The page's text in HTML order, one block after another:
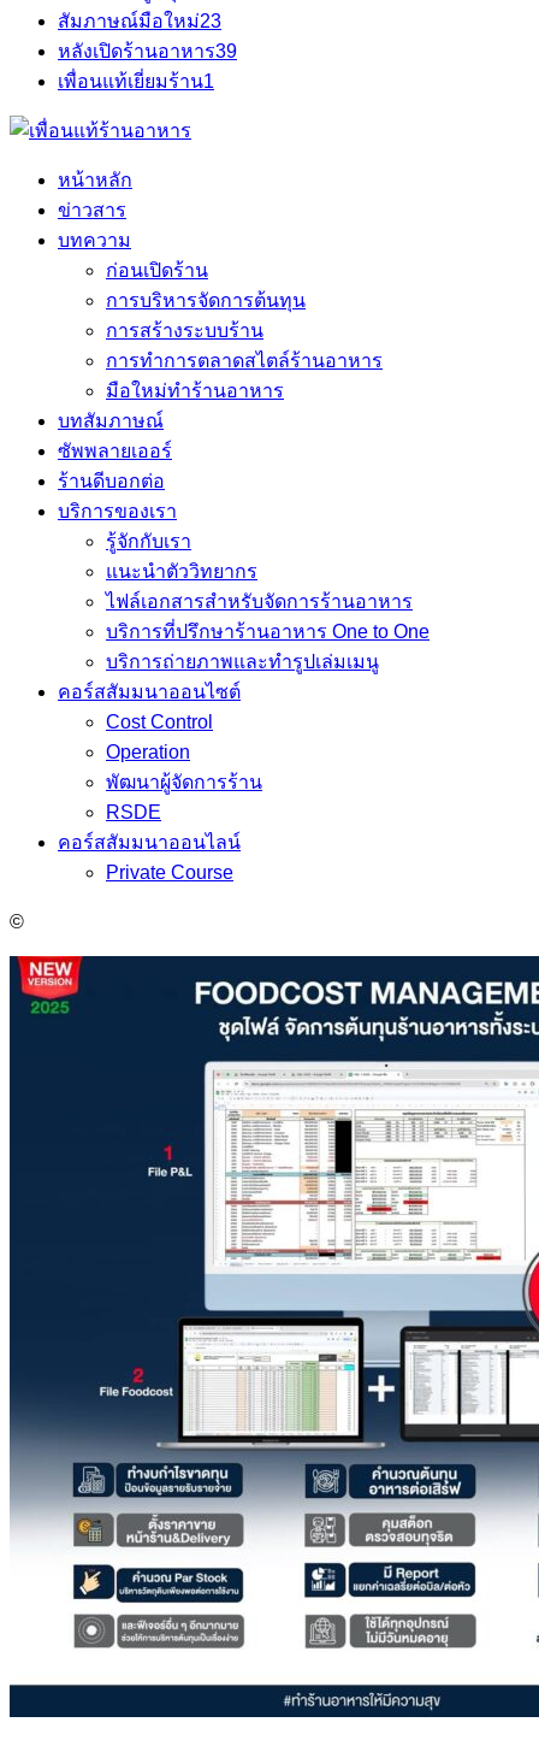
สัมภาษณ์มือใหม่23
หลังเปิดร้านอาหาร39
เพื่อนแท้เยี่ยมร้าน1
หน้าหลัก
ข่าวสาร
บทความ
ก่อนเปิดร้าน
การบริหารจัดการต้นทุน
การสร้างระบบร้าน
การทำการตลาดสไตล์ร้านอาหาร
มือใหม่ทำร้านอาหาร
บทสัมภาษณ์
ซัพพลายเออร์
ร้านดีบอกต่อ
บริการของเรา
รู้จักกับเรา
แนะนำตัววิทยากร
ไฟล์เอกสารสำหรับจัดการร้านอาหาร
บริการที่ปรึกษาร้านอาหาร One to One
บริการถ่ายภาพและทำรูปเล่มเมนู
คอร์สสัมมนาออนไซต์
Cost Control
Operation
พัฒนาผู้จัดการร้าน
RSDE
คอร์สสัมมนาออนไลน์
Private Course
©